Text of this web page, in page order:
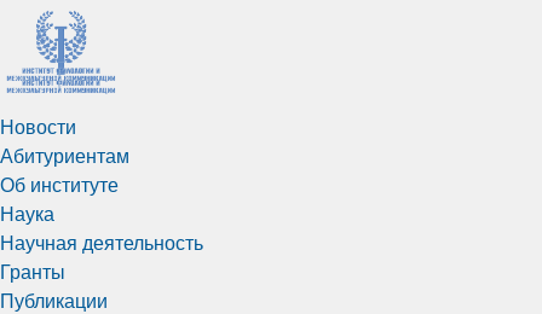
Новости
Абитуриентам
Об институте
Наука
Научная деятельность
Гранты
Публикации